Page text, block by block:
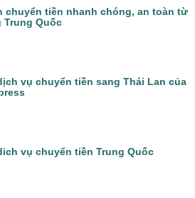
chuyển tiền nhanh chóng, an toàn từ
Trung Quốc
vụ chuyển tiền sang Thái Lan của
vụ chuyển tiền Trung Quốc